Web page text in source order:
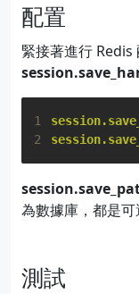
配置
緊接著進行 Redis
1
2
為數據庫，都是可
測試